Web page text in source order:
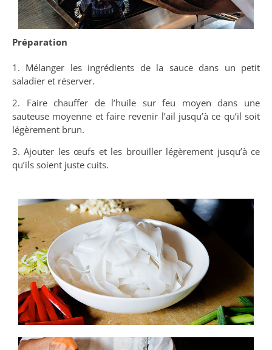
Préparation
1. Mélanger les ingrédients de la sauce dans un petit
saladier et réserver.
2. Faire chauffer de l’huile sur feu moyen dans une
sauteuse moyenne et faire revenir l’ail jusqu’à ce qu’il soit
légèrement brun.
3. Ajouter les œufs et les brouiller légèrement jusqu’à ce
qu’ils soient juste cuits.